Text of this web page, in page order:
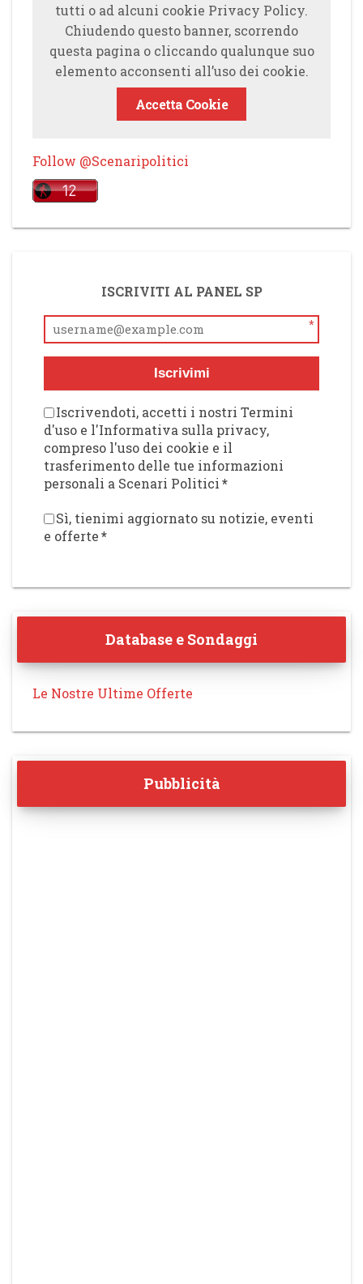
tutti o ad alcuni cookie Privacy Policy.
Chiudendo questo banner, scorrendo
questa pagina o cliccando qualunque suo
elemento acconsenti all’uso dei cookie.
Accetta Cookie
Follow @Scenaripolitici
ISCRIVITI AL PANEL SP
*
Iscrivimi
Iscrivendoti, accetti i nostri Termini
d'uso e l'Informativa sulla privacy,
compreso l'uso dei cookie e il
trasferimento delle tue informazioni
personali a Scenari Politici*
Sì, tienimi aggiornato su notizie, eventi
e offerte*
Database e Sondaggi
Le Nostre Ultime Offerte
Pubblicità